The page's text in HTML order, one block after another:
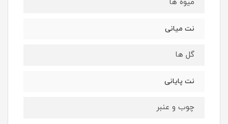
میوه ها
نت میانی
گل ها
نت پایانی
چوب و عنبر